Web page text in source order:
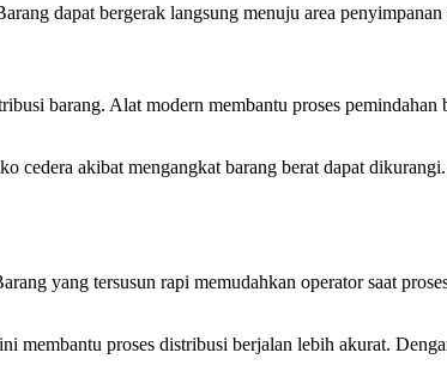
dapat bergerak langsung menuju area
barang. Alat modern membantu proses
cedera akibat mengangkat barang berat dapat
yang tersusun rapi memudahkan operator saat
membantu proses distribusi berjalan lebih akurat.